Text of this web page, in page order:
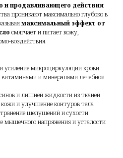
и продавливающего действия
проникают максимально глубоко в
максимальный эффект от
смягчает и питает кожу,
воздействия.
усиление микроциркуляции крови
и минералами лечебной
и лишней жидкости из тканей
и улучшение контуров тела
шелушений и сухости
мышечного напряжения и усталости